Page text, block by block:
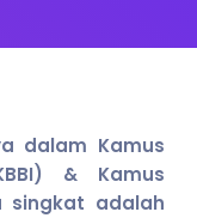
dalam Kamus
& Kamus
singkat adalah